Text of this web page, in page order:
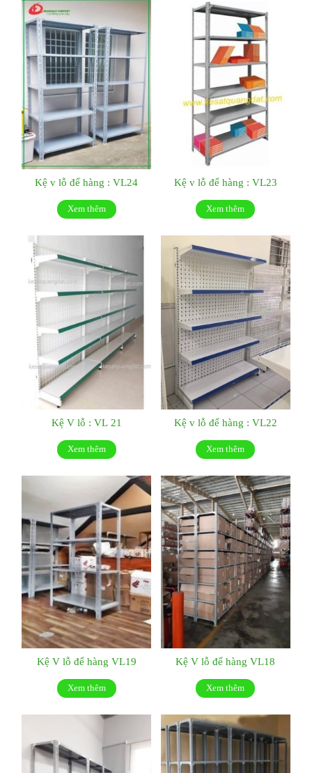
Kệ v lỗ để hàng : VL24
Xem thêm
Kệ v lỗ để hàng : VL23
Xem thêm
Kệ V lỗ : VL 21
Xem thêm
Kệ v lỗ để hàng : VL22
Xem thêm
Kệ V lỗ để hàng VL19
Xem thêm
Kệ V lỗ để hàng VL18
Xem thêm